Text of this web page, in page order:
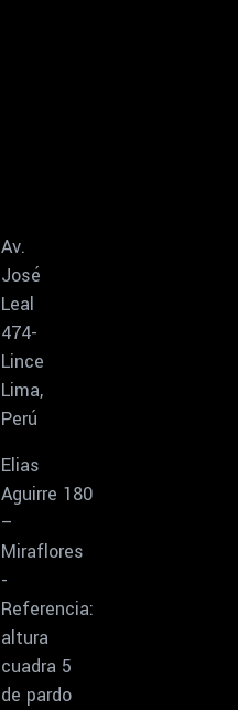
Av.
José
Leal
474-
Lince
Lima,
Perú
Elias
Aguirre 180
–
Miraflores
-
Referencia:
altura
cuadra 5
de pardo